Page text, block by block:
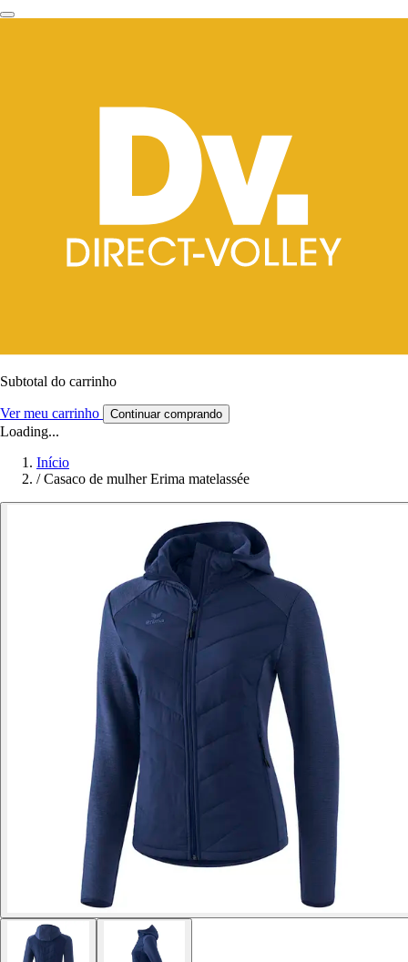
Subtotal do carrinho
Ver meu carrinho Continuar comprando
Loading...
Início
/ Casaco de mulher Erima matelassée